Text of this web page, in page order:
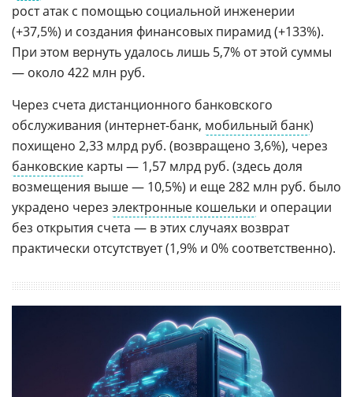
рост атак с помощью социальной инженерии
(+37,5%) и создания финансовых пирамид (+133%).
При этом вернуть удалось лишь 5,7% от этой суммы
— около 422 млн руб.
Через счета дистанционного банковского
обслуживания (интернет-банк, мобильный банк)
похищено 2,33 млрд руб. (возвращено 3,6%), через
банковские карты — 1,57 млрд руб. (здесь доля
возмещения выше — 10,5%) и еще 282 млн руб. было
украдено через электронные кошельки и операции
без открытия счета — в этих случаях возврат
практически отсутствует (1,9% и 0% соответственно).